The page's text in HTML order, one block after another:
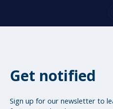
Get notified
Sign up for our newsletter to